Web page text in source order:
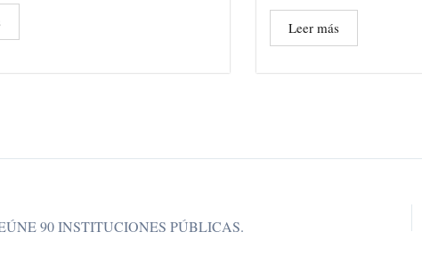
Leer más
90 INSTITUCIONES PÚBLICAS.